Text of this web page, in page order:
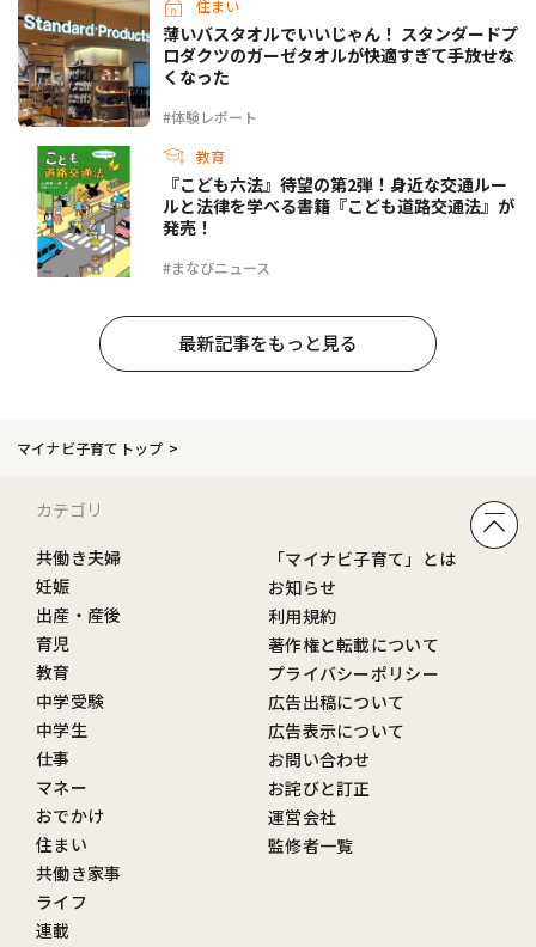
住まい
#体験レポート
薄いバスタオルでいいじゃん！ スタンダードプ
ロダクツのガーゼタオルが快適すぎて手放せな
くなった
教育
#まなびニュース
『こども六法』待望の第2弾！身近な交通ルー
ルと法律を学べる書籍『こども道路交通法』が
発売！
最新記事をもっと見る
マイナビ子育てトップ
カテゴリ
共働き夫婦
妊娠
出産・産後
育児
教育
中学受験
中学生
仕事
マネー
おでかけ
住まい
共働き家事
ライフ
連載
「マイナビ子育て」とは
お知らせ
利用規約
著作権と転載について
プライバシーポリシー
広告出稿について
広告表示について
お問い合わせ
お詫びと訂正
運営会社
監修者一覧